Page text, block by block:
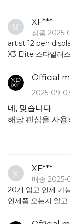
XF***
상품 2025-
artist 12 pen
X3 Elite 스타일러
Official
2025-09-
네, 맞습니다.
해당 펜심을 사용
XF***
배송 2025-
20개 입고 언제 가
언제쯤 오는지 알고